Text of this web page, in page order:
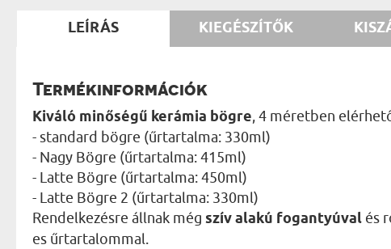
LEÍRÁS KIEGÉSZÍTŐK
Termékinformációk
Kiváló minőségű kerámia bögre, 4 méretben
- standard bögre (űrtartalma: 330ml)
- Nagy Bögre (űrtartalma: 415ml)
- Latte Bögre (űrtartalma: 450ml)
- Latte Bögre 2 (űrtartalma: 330ml)
Rendelkezésre állnak még szív alakú fogantyúval és
es űrtartalommal.